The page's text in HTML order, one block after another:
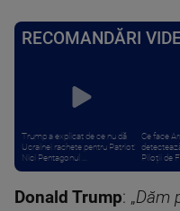
RECOMANDĂRI
Trump a explicat de ce nu dă
Ucrainei rachete pentru Patriot:
Nici Pentagonul ...
Ce face
Piloții de
Donald Trump: „Dăm